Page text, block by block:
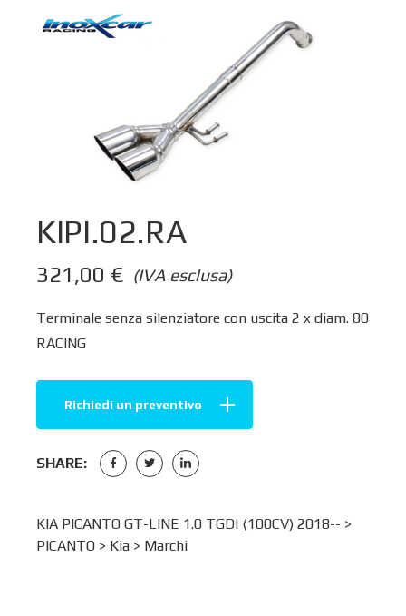
KIPI.02.RA
(IVA esclusa)
321,00 €
Terminale senza silenziatore con uscita 2 x diam. 80
RACING
Richiedi un preventivo
SHARE:
KIA PICANTO GT-LINE 1.0 TGDI (100CV) 2018-- >
PICANTO > Kia > Marchi